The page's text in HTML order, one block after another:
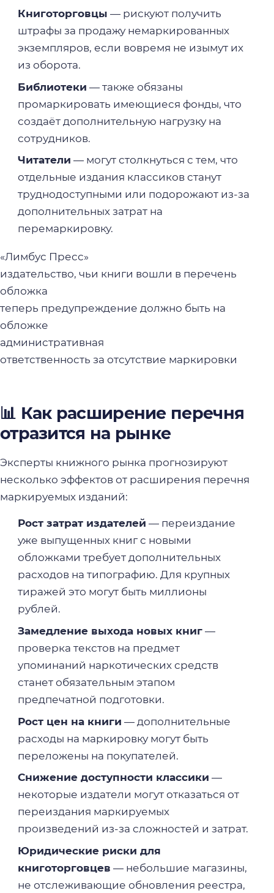
Книготорговцы — рискуют получить
штрафы за продажу немаркированных
экземпляров, если вовремя не изымут их
из оборота.
Библиотеки — также обязаны
промаркировать имеющиеся фонды, что
создаёт дополнительную нагрузку на
сотрудников.
Читатели — могут столкнуться с тем, что
отдельные издания классиков станут
труднодоступными или подорожают из-за
дополнительных затрат на
перемаркировку.
«Лимбус Пресс»
издательство, чьи книги вошли в перечень
обложка
теперь предупреждение должно быть на
обложке
административная
ответственность за отсутствие маркировки
📊 Как расширение перечня
отразится на рынке
Эксперты книжного рынка прогнозируют
несколько эффектов от расширения перечня
маркируемых изданий:
Рост затрат издателей — переиздание
уже выпущенных книг с новыми
обложками требует дополнительных
расходов на типографию. Для крупных
тиражей это могут быть миллионы
рублей.
Замедление выхода новых книг—
проверка текстов на предмет
упоминаний наркотических средств
станет обязательным этапом
предпечатной подготовки.
Рост цен на книги — дополнительные
расходы на маркировку могут быть
переложены на покупателей.
Снижение доступности классики —
некоторые издатели могут отказаться от
переиздания маркируемых
произведений из-за сложностей и затрат.
Юридические риски для
книготорговцев — небольшие магазины,
не отслеживающие обновления реестра,